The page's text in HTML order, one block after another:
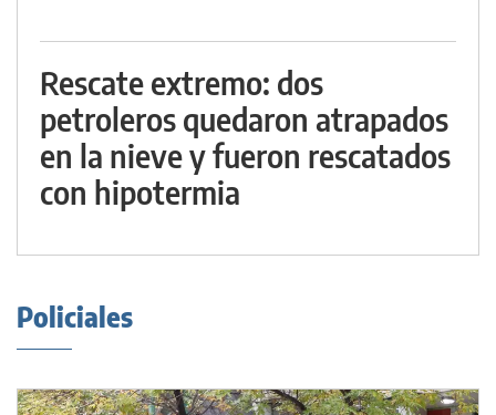
Rescate extremo: dos
petroleros quedaron atrapados
en la nieve y fueron rescatados
con hipotermia
Policiales